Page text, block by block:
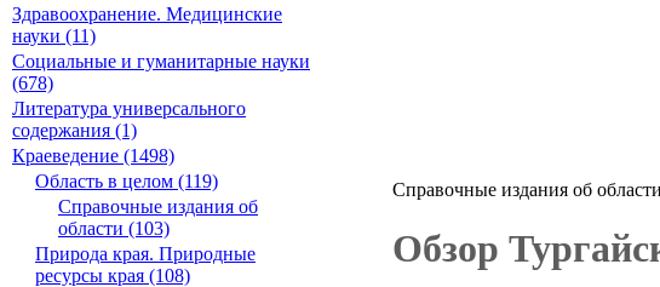
Здравоохранение. Медицинские
науки (11)
Социальные и гуманитарные науки
(678)
Литература универсального
содержания (1)
Краеведение (1498)
Область в целом (119)
Справочные издания об
области (103)
Природа края. Природные
ресурсы края (108)
Справочные издания об области
Обзор